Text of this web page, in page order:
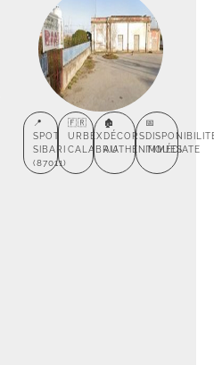
📍
SPOT
SIBARI
(87011)
🇫🇷
URBEX
CALABRIA
🏚️
DÉCORS
AUTHENTIQUES
📅
IMMÉDIATE